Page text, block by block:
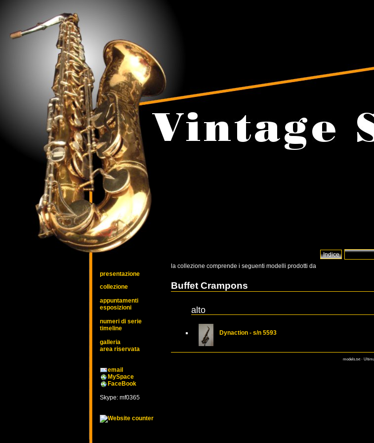
presentazione
collezione
appuntamenti
esposizioni
numeri di serie
timeline
galleria
area riservata
email
MySpace
FaceBook
Skype: mf0365
la collezione comprende i seguenti modelli prodotti da
Buffet Crampons
alto
Dynaction - s/n 5593
models.txt ·